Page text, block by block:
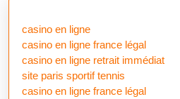
casino en ligne
casino en ligne france légal
casino en ligne retrait immédiat
site paris sportif tennis
casino en ligne france légal